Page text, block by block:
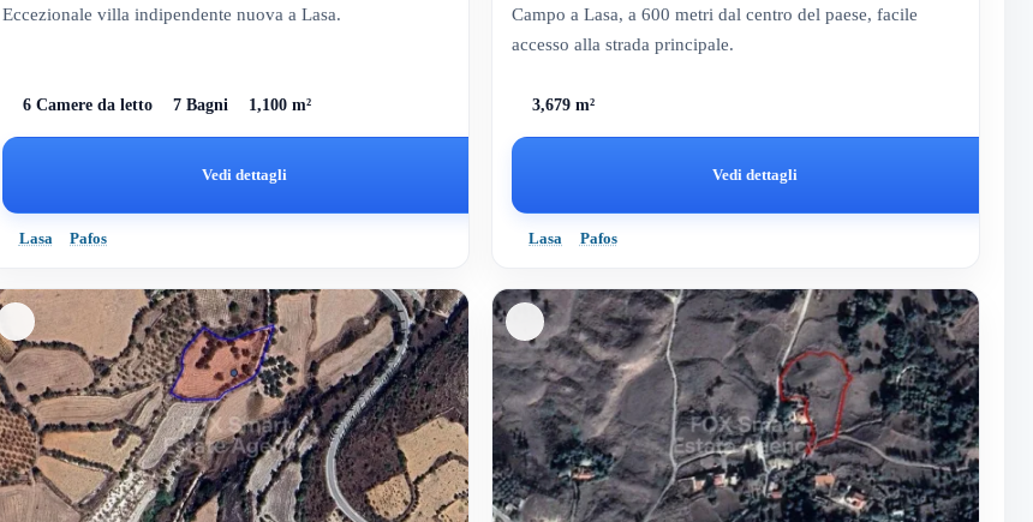
Eccezionale villa indipendente nuova a Lasa.
6 Camere da letto 7 Bagni 1,100 m²
Vedi dettagli
Lasa Pafos
Campo a Lasa, a 600 metri dal centro del paese, facile
accesso alla strada principale.
3,679 m²
Vedi dettagli
Lasa Pafos